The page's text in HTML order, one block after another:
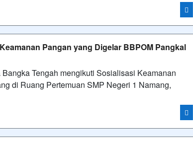
Pangan yang Digelar BBPOM Pangkal
Tengah mengikuti Sosialisasi Keamanan
di Ruang Pertemuan SMP Negeri 1 Namang,